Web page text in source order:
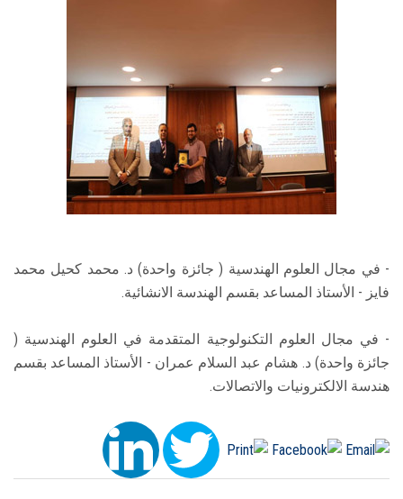
- في مجال العلوم الهندسية ( جائزة واحدة) د. محمد كحيل محمد
فايز - الأستاذ المساعد بقسم الهندسة الانشائية.
- في مجال العلوم التكنولوجية المتقدمة في العلوم الهندسية (
جائزة واحدة) د. هشام عبد السلام عمران - الأستاذ المساعد بقسم
هندسة الالكترونيات والاتصالات.